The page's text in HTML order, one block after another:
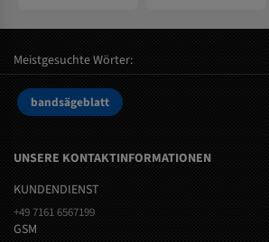
Meistgesuchte Wörter:
bandsägeblatt
UNSERE KONTAKTINFORMATIONEN
KUNDENDIENST
+49 7161 6567199
GSM